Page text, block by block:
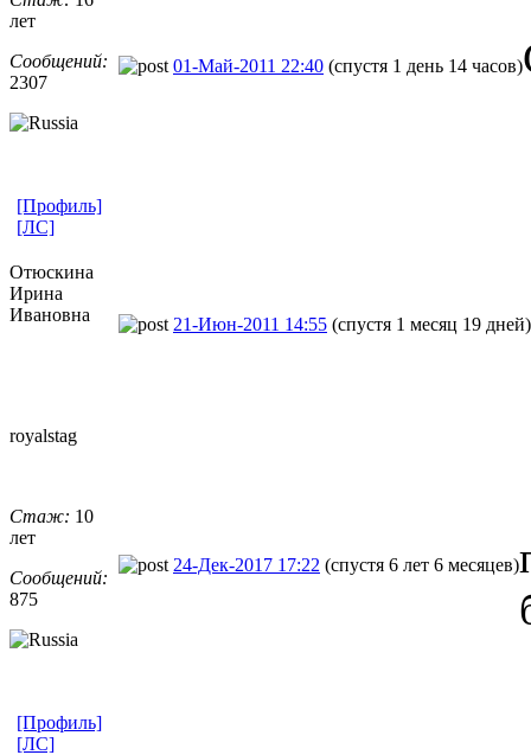
лет
Сообщений:
2307
01-Май-2011 22:40 (спустя 1 день 14 часов)
[Профиль]
[ЛС]
Отюскина
Ирина
Ивановна
21-Июн-2011 14:55 (спустя 1 месяц 19 дней)
royalstag
Стаж: 10
лет
Сообщений:
875
24-Дек-2017 17:22 (спустя 6 лет 6 месяцев)
[Профиль]
[ЛС]